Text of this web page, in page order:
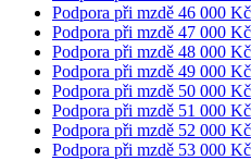
Podpora při mzdě 46 000 Kč
Podpora při mzdě 47 000 Kč
Podpora při mzdě 48 000 Kč
Podpora při mzdě 49 000 Kč
Podpora při mzdě 50 000 Kč
Podpora při mzdě 51 000 Kč
Podpora při mzdě 52 000 Kč
Podpora při mzdě 53 000 Kč